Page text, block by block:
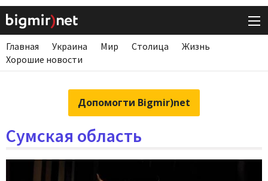
Главная Украина Мир Столица
Жизнь
Хорошие новости
Допомогти Bigmir)net
Сумская область